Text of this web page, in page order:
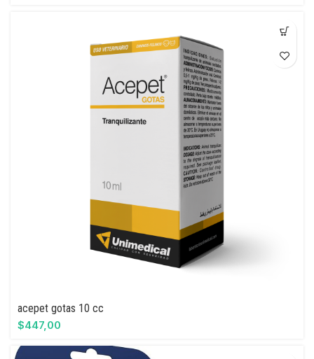
acepet gotas 10 cc
$447,00